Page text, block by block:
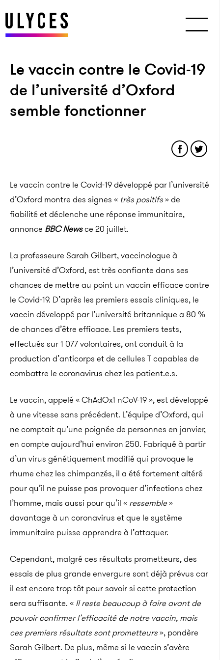
Le vaccin contre le Covid-19
de l’université d’Oxford
semble fonctionner
Le vaccin contre le Covid-19 développé par l’université
d’Oxford montre des signes « très positifs» de
fiabilité et déclenche une réponse immunitaire,
annonce BBC Newsce 20 juillet.
La professeure Sarah Gilbert, vaccinologue à
l’université d’Oxford, est très confiante dans ses
chances de mettre au point un vaccin efficace contre
le Covid-19. D’après les premiers essais cliniques, le
vaccin développé par l’université britannique a 80 %
de chances d’être efficace. Les premiers tests,
effectués sur 1 077 volontaires, ont conduit à la
production d’anticorps et de cellules T capables de
combattre le coronavirus chez les patient.e.s.
Le vaccin, appelé « ChAdOx1 nCoV-19 », est développé
à une vitesse sans précédent. L’équipe d’Oxford, qui
ne comptait qu’une poignée de personnes en janvier,
en compte aujourd’hui environ 250. Fabriqué à partir
d’un virus génétiquement modifié qui provoque le
rhume chez les chimpanzés, il a été fortement altéré
pour qu’il ne puisse pas provoquer d’infections chez
l’homme, mais aussi pour qu’il « ressemble»
davantage à un coronavirus et que le système
immunitaire puisse apprendre à l’attaquer.
Cependant, malgré ces résultats prometteurs, des
essais de plus grande envergure sont déjà prévus car
il est encore trop tôt pour savoir si cette protection
sera suffisante. « Il reste beaucoup à faire avant de
pouvoir confirmer l’efficacité de notre vaccin, mais
ces premiers résultats sont prometteurs», pondère
Sarah Gilbert. De plus, même si le vaccin s’avère